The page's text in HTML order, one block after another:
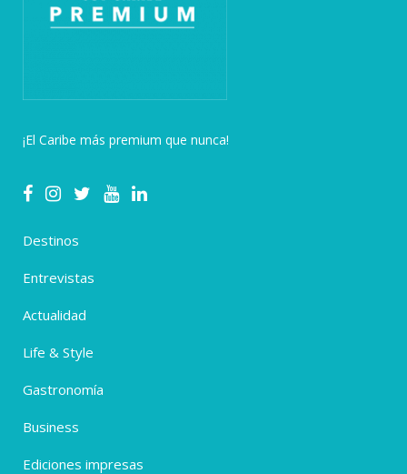
¡El Caribe más premium que nunca!
Destinos
Entrevistas
Actualidad
Life & Style
Gastronomía
Business
Ediciones impresas